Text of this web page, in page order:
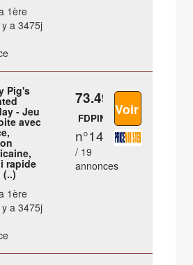
1ère
a 3475j
Pig's
- Jeu
avec
rapide
(..)
1ère
a 3475j
73.49 €
FDPIN
n°14
/ 19
annonces